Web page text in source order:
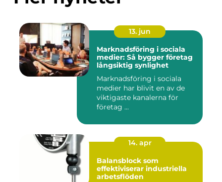
13. jun
Marknadsföring i sociala
medier: Så bygger företag
långsiktig synlighet
Marknadsföring i sociala
medier har blivit en av de
viktigaste kanalerna för
företag ...
14. apr
Balansblock som
effektiviserar industriella
arbetsflöden